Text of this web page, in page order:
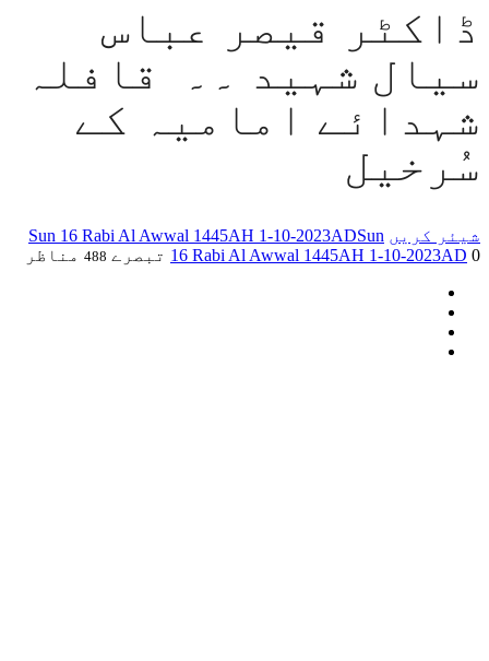
ڈاکٹر قیصر عباس
سیال شہید ۔۔ قافلہ
شہدائے امامیہ کے
سُرخیل
شیئر کریں Sun 16 Rabi Al Awwal 1445AH 1-10-2023ADSun
16 Rabi Al Awwal 1445AH 1-10-2023AD 0 تبصرے 488 مناظر